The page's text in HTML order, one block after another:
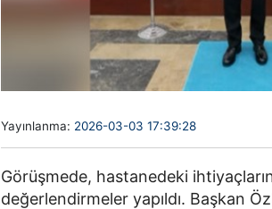
Yayınlanma: 2026-03-03 17:39:28
Görüşmede, hastanedeki
değerlendirmeler yapıldı. Başkan